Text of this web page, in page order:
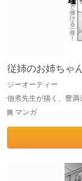
従姉のお姉ちゃ
ジーオーティー
佃煮先生が描く、豊
マンガ